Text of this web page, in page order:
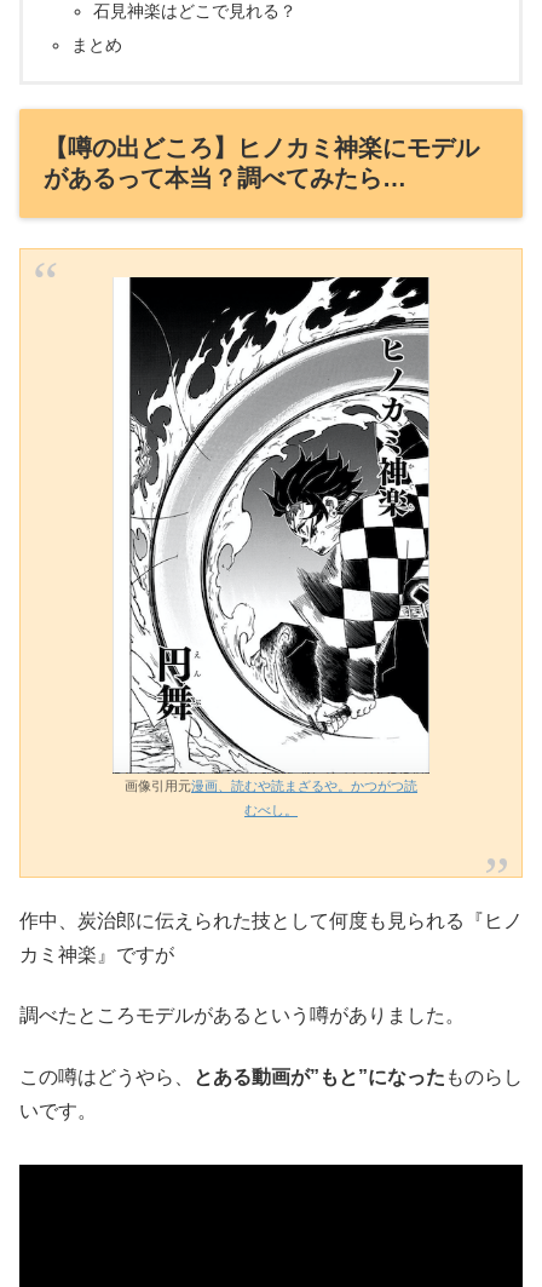
石見神楽はどこで見れる？
まとめ
【噂の出どころ】ヒノカミ神楽にモデル
があるって本当？調べてみたら…
画像引用元漫画、読むや読まざるや。かつがつ読
むべし。
作中、炭治郎に伝えられた技として何度も見られる『ヒノ
カミ神楽』ですが
調べたところモデルがあるという噂がありました。
この噂はどうやら、 とある動画が”もと”になった ものらし
いです。